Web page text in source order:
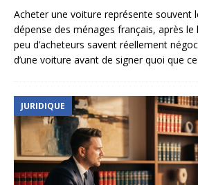
Acheter une voiture représente souvent
dépense des ménages français, après
peu d’acheteurs savent réellement
d’une voiture avant de signer quoi que
JURIDIQUE